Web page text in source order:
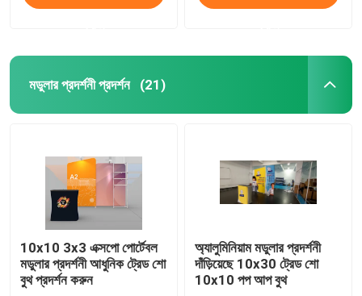
বাড়ি
পণ্য
মডুলার প্রদর্শনী প্রদর্শন (21)
10x10 3x3 এক্সপো পোর্টেবল
মডুলার প্রদর্শনী আধুনিক ট্রেড শো
বুথ প্রদর্শন করুন
অ্যালুমিনিয়াম মডুলার প্রদর্শনী
দাঁড়িয়েছে 10x30 ট্রেড শো
10x10 পপ আপ বুথ